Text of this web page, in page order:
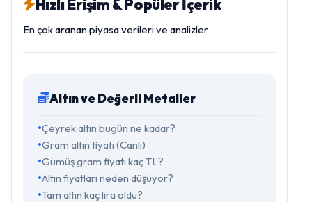
Hızlı Erişim & Popüler İçerik
En çok aranan piyasa verileri ve analizler
Altın ve Değerli Metaller
Çeyrek altın bugün ne kadar?
Gram altın fiyatı (Canlı)
Gümüş gram fiyatı kaç TL?
Altın fiyatları neden düşüyor?
Tam altın kaç lira oldu?